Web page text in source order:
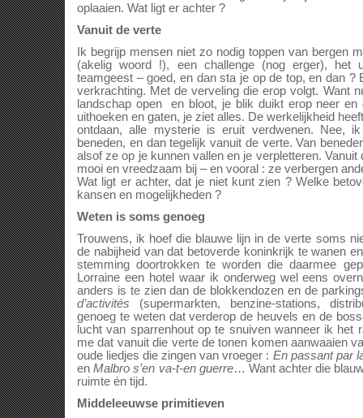
oplaaien. Wat ligt er achter ?
Vanuit de verte
Ik begrijp mensen niet zo nodig toppen van bergen
(akelig woord !), een challenge (nog erger), het
teamgeest – goed, en dan sta je op de top, en dan ?
verkrachting. Met de verveling die erop volgt. Want
landschap open en bloot, je blik duikt erop neer
uithoeken en gaten, je ziet alles. De werkelijkheid
ontdaan, alle mysterie is eruit verdwenen. Nee,
beneden, en dan tegelijk vanuit de verte. Van
alsof ze op je kunnen vallen en je verpletteren.
mooi en vreedzaam bij – en vooral : ze verbergen
Wat ligt er achter, dat je niet kunt zien ? Welke
kansen en mogelijkheden ?
Weten is soms genoeg
Trouwens, ik hoef die blauwe lijn in de verte soms
de nabijheid van dat betoverde koninkrijk te wanen
stemming doortrokken te worden die daarmee
Lorraine een hotel waar ik onderweg wel eens
anders is te zien dan de blokkendozen en de
d’activités (supermarkten, benzine-stations,
genoeg te weten dat verderop de heuvels en de
lucht van sparrenhout op te snuiven wanneer ik het
me dat vanuit die verte de tonen komen aanwaaien
oude liedjes die zingen van vroeger : En passant par
enMalbro s’en va-t-en guerre… Want achter die
ruimte én tijd.
Middeleeuwse primitieven